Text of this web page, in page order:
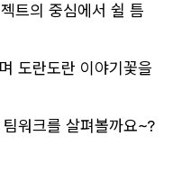
트의 중심에서 쉴 틈
도란도란 이야기꽃을
워크를 살펴볼까요~?